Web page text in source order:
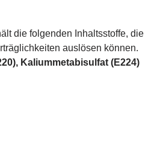
die folgenden Inhaltsstoffe, die
auslösen können.
Kaliummetabisulfat (E224)